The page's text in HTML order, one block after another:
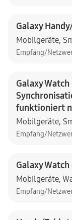
Galaxy
Mobilgeräte,
Empfang/
Galaxy
funktioniert
Mobilgeräte,
Empfang/
Galaxy
Mobilgeräte,
Empfang/